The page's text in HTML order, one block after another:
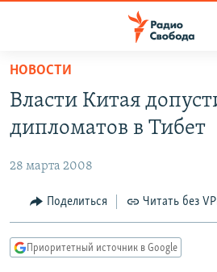
упрощенного
доступа
основному
Вернутся
главной
навигации
ЦИТАТЫ СВОБОДЫ
МНЕНИЯ
IDEL.РЕАЛИИ
НОВОСТИ
Власти Китая
дипломатов в Тибет
28 марта 2008
Поделиться Читать без
Приоритетный источник в Google